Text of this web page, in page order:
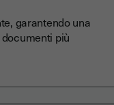
garantendo una
più